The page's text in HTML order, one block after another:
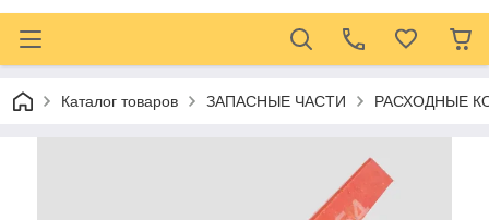
Каталог товаров ЗАПАСНЫЕ ЧАСТИ РАСХОДНЫЕ